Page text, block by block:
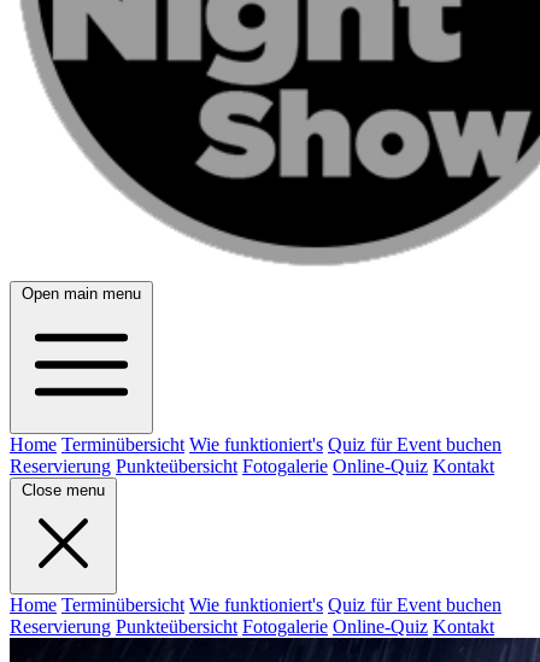
Open main menu
Home Terminübersicht Wie funktioniert's Quiz für Event buchen
Reservierung Punkteübersicht Fotogalerie Online-Quiz Kontakt
Close menu
Home Terminübersicht Wie funktioniert's Quiz für Event buchen
Reservierung Punkteübersicht Fotogalerie Online-Quiz Kontakt